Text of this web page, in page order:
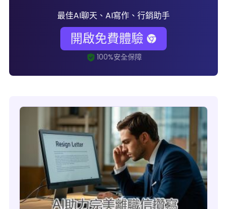
最佳AI聊天、AI寫作、行銷助手
開啟免費體驗